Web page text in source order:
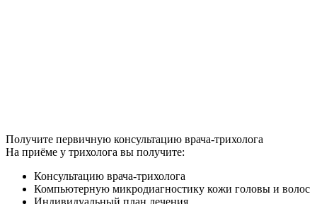
Получите первичную консультацию врача-трихолога
На приёме у трихолога вы получите:
Консультацию врача-трихолога
Компьютерную микродиагностику кожи головы и волос
Индивидуальный план лечения